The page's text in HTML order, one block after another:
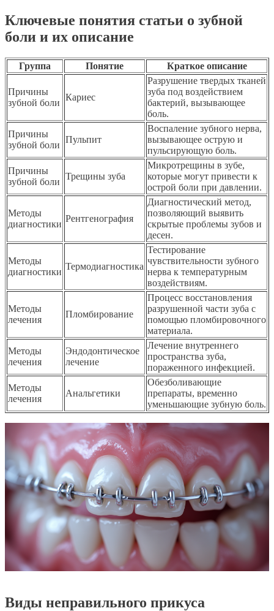
Ключевые понятия статьи о зубной
боли и их описание
Группа Понятие Краткое описание
Причины
зубной боли
Кариес
Разрушение твердых тканей
зуба под воздействием
бактерий, вызывающее
боль.
Причины
зубной боли
Пульпит
Воспаление зубного нерва,
вызывающее острую и
пульсирующую боль.
Причины
зубной боли
Трещины зуба
Микротрещины в зубе,
которые могут привести к
острой боли при давлении.
Методы
диагностики
Рентгенография
Диагностический метод,
позволяющий выявить
скрытые проблемы зубов и
десен.
Методы
диагностики
Термодиагностика
Тестирование
чувствительности зубного
нерва к температурным
воздействиям.
Методы
лечения
Пломбирование
Процесс восстановления
разрушенной части зуба с
помощью пломбировочного
материала.
Методы
лечения
Эндодонтическое
лечение
Лечение внутреннего
пространства зуба,
пораженного инфекцией.
Методы
лечения
Анальгетики
Обезболивающие
препараты, временно
уменьшающие зубную боль.
Виды неправильного прикуса